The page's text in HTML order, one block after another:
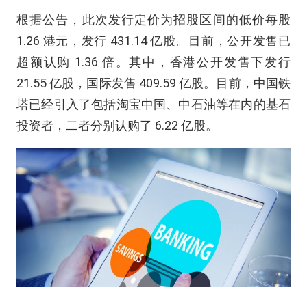
根据公告，此次发行定价为招股区间的低价每股
1.26 港元，发行 431.14 亿股。目前，公开发售已
超额认购 1.36 倍。其中，香港公开发售下发行
21.55 亿股，国际发售 409.59 亿股。目前，中国铁
塔已经引入了包括淘宝中国、中石油等在内的基石
投资者，二者分别认购了 6.22 亿股。